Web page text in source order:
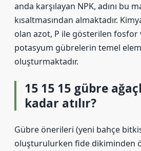
anda karşılayan NPK, adını bu
kısaltmasından almaktadır.
olan azot, P ile gösterilen fosfor
potasyum gübrelerin temel
oluşturmaktadır.
15 15 15 gübre
kadar atılır?
Gübre önerileri (yeni bahçe
oluşturulurken fide dikiminden